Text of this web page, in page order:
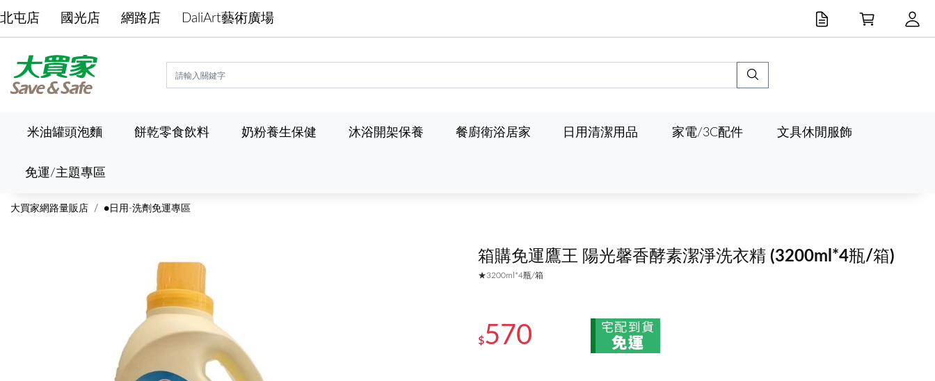
北屯店 國光店 網路店 DaliArt藝術廣場
米油罐頭泡麵 餅乾零食飲料 奶粉養生保健 沐浴開架保養 餐廚衛浴居家 日用清潔用品 家電/3C配件 文具休閒服飾
免運/主題專區
大買家網路量販店 ●日用-洗劑免運專區
箱購免運鷹王 陽光馨香酵素潔淨洗衣精 (3200ml*4瓶/箱)
★3200ml*4瓶/箱
$570